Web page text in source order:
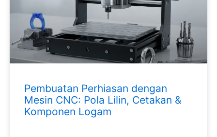
Pembuatan Perhiasan dengan
Mesin CNC: Pola Lilin, Cetakan &
Komponen Logam